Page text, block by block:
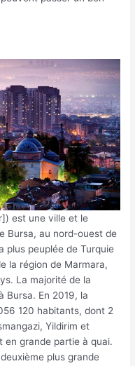
est une ville et le
Bursa, au nord-ouest de
plus peuplée de Turquie
la région de Marmara,
La majorité de la
Bursa. En 2019, la
120 habitants, dont 2
Yildirim et
en grande partie à quai.
plus grande